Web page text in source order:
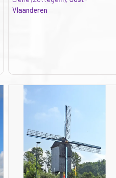
Vlaanderen